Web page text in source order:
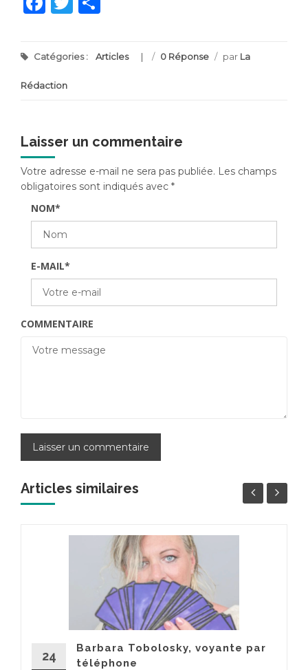
Catégories : Articles / 0 Réponse / par La
Rédaction
Laisser un commentaire
Votre adresse e-mail ne sera pas publiée. Les champs
obligatoires sont indiqués avec *
NOM*
E-MAIL*
COMMENTAIRE
Articles similaires
24
Barbara Tobolosky, voyante par
téléphone